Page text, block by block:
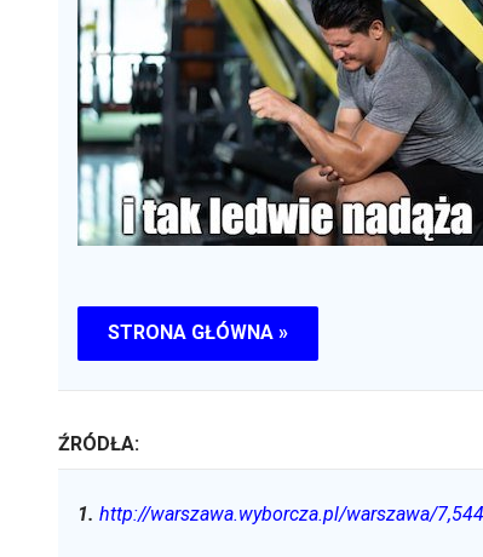
STRONA GŁÓWNA »
ŹRÓDŁA:
1. http://warszawa.wyborcza.pl/warszawa/